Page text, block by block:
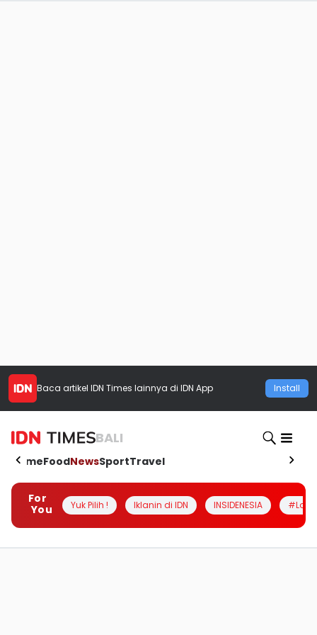
Baca artikel IDN Times lainnya di IDN App Install
BALI
HomeFoodNewsSportTravel
For
You
Yuk Pilih ! Iklanin di IDN INSIDENESIA